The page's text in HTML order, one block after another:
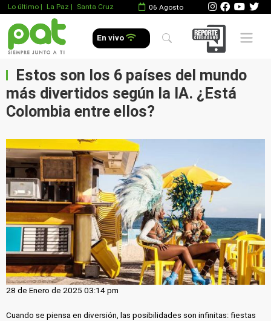
Lo último | La Paz | Santa Cruz 06 Agosto
En vivo Mobile
Estos son los 6 países del mundo
más divertidos según la IA. ¿Está
Colombia entre ellos?
28 de Enero de 2025 03:14 pm
Cuando se piensa en diversión, las posibilidades son infinitas: fiestas